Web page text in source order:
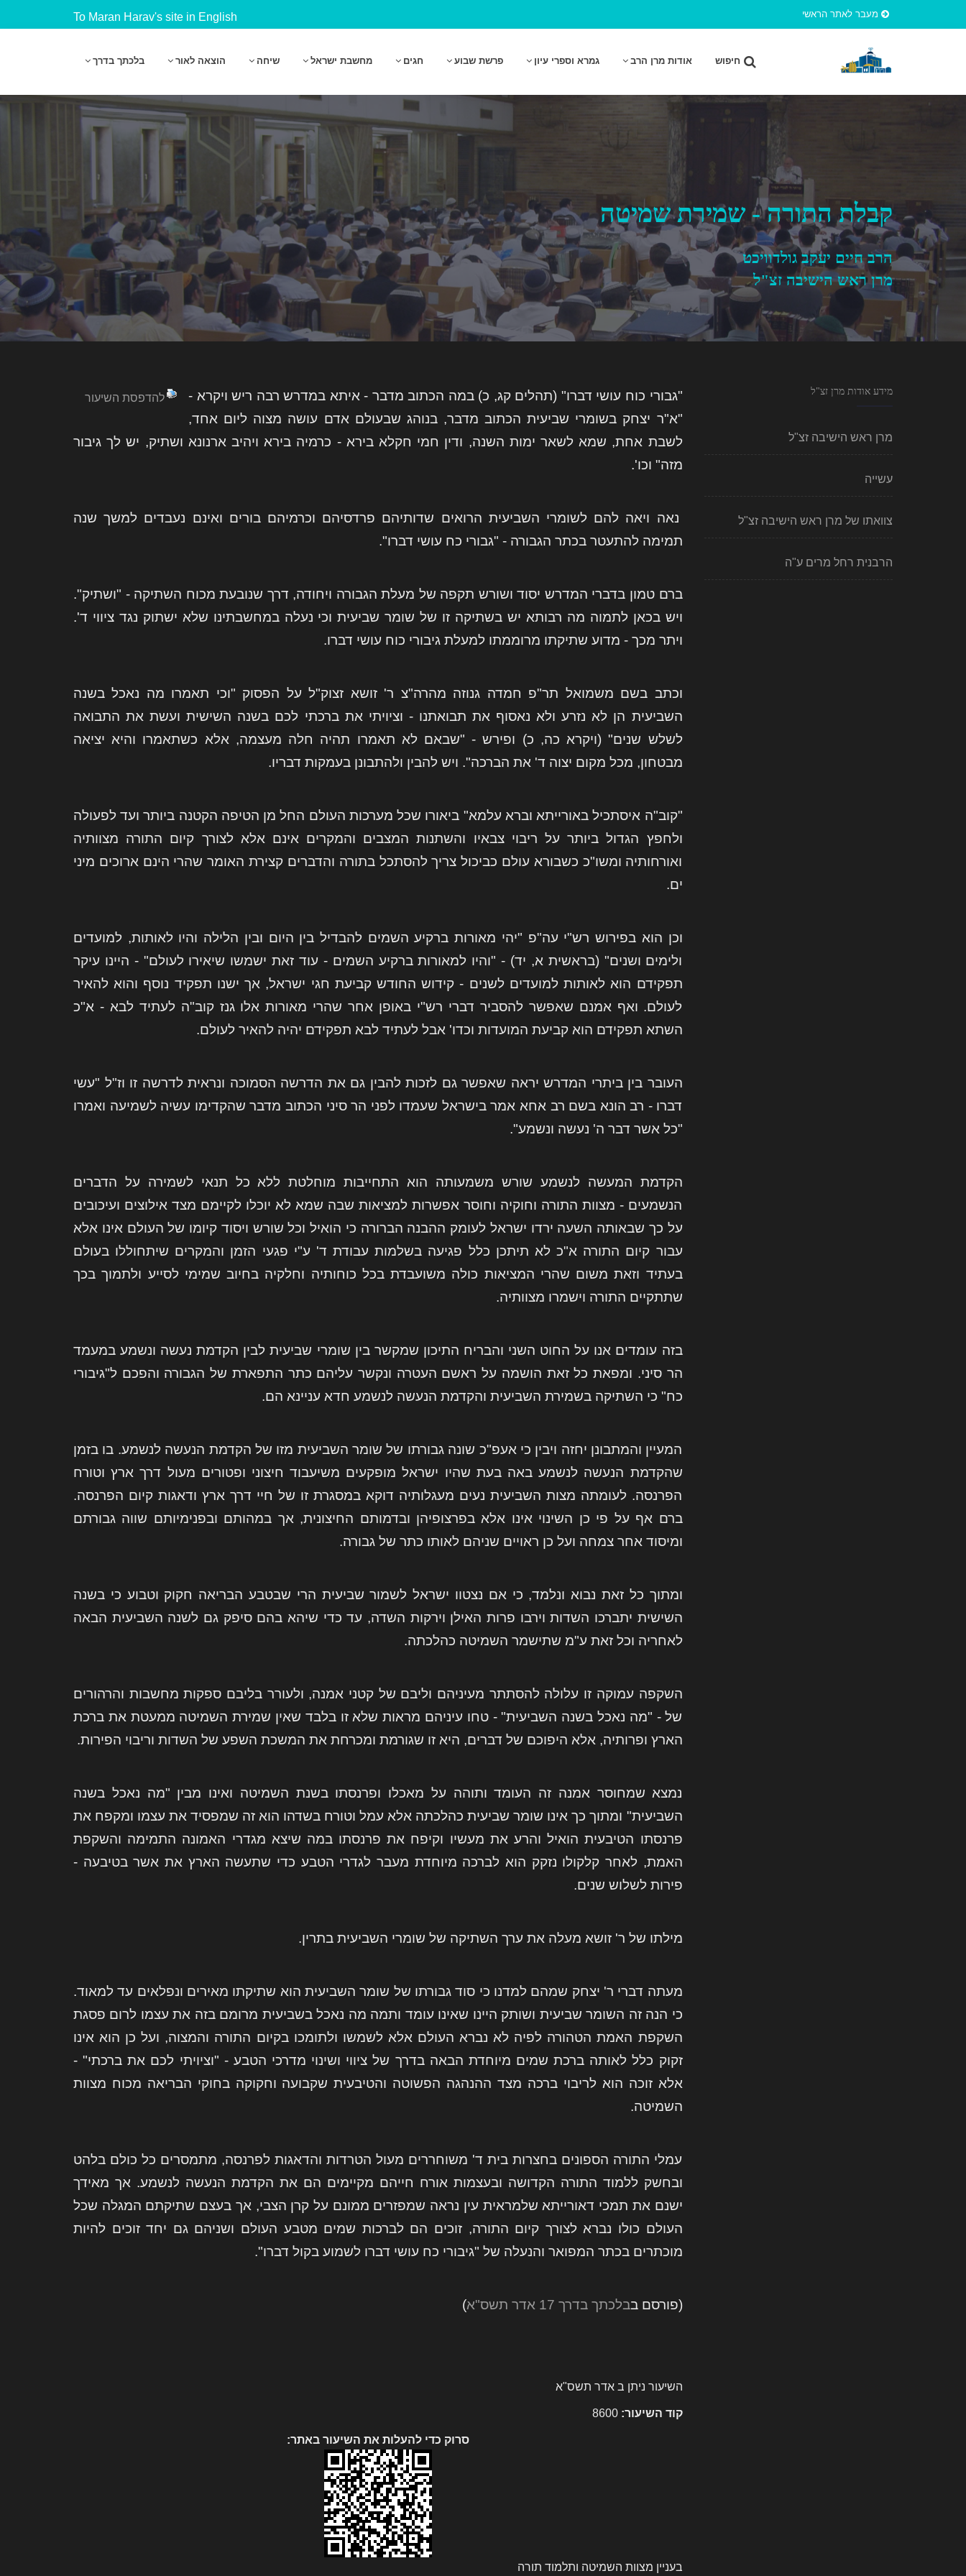
מעבר לאתר הראשי To Maran Harav's site in English
חיפוש אודות מרן הרב גמרא וספרי עיון פרשת שבוע חגים מחשבת ישראל שיחה הוצאה לאור בלכתך בדרך
קבלת התורה - שמירת שמיטה
הרב חיים יעקב גולדוויכט
מרן ראש הישיבה זצ"ל
להדפסת השיעור
"גבורי כוח עושי דברו" (תהלים קג, כ) במה הכתוב מדבר - איתא במדרש רבה ריש ויקרא -
"א"ר יצחק בשומרי שביעית הכתוב מדבר, בנוהג שבעולם אדם עושה מצוה ליום אחד,
לשבת אחת, שמא לשאר ימות השנה, ודין חמי חקלא בירא - כרמיה בירא ויהיב ארנונא ושתיק, יש לך גיבור
מזה" וכו'.
נאה ויאה להם לשומרי השביעית הרואים שדותיהם פרדסיהם וכרמיהם בורים ואינם נעבדים למשך שנה
תמימה להתעטר בכתר הגבורה - "גבורי כח עושי דברו".
ברם טמון בדברי המדרש יסוד ושורש תקפה של מעלת הגבורה ויחודה, דרך שנובעת מכוח השתיקה - "ושתיק".
ויש בכאן לתמוה מה רבותא יש בשתיקה זו של שומר שביעית וכי נעלה במחשבתינו שלא ישתוק נגד ציווי ד'.
ויתר מכך - מדוע שתיקתו מרוממתו למעלת גיבורי כוח עושי דברו.
וכתב בשם משמואל תר"פ חמדה גנוזה מהרה"צ ר' זושא זצוק"ל על הפסוק "וכי תאמרו מה נאכל בשנה
השביעית הן לא נזרע ולא נאסוף את תבואתנו - וציויתי את ברכתי לכם בשנה השישית ועשת את התבואה
לשלש שנים" (ויקרא כה, כ) ופירש - "שבאם לא תאמרו תהיה חלה מעצמה, אלא כשתאמרו והיא יציאה
מבטחון, מכל מקום יצוה ד' את הברכה". ויש להבין ולהתבונן בעמקות דבריו.
"קוב"ה איסתכיל באורייתא וברא עלמא" ביאורו שכל מערכות העולם החל מן הטיפה הקטנה ביותר ועד לפעולה
ולחפץ הגדול ביותר על ריבוי צבאיו והשתנות המצבים והמקרים אינם אלא לצורך קיום התורה מצוותיה
ואורחותיה ומשו"כ כשבורא עולם כביכול צריך להסתכל בתורה והדברים קצירת האומר שהרי הינם ארוכים מיני
ים.
וכן הוא בפירוש רש"י עה"פ "יהי מאורות ברקיע השמים להבדיל בין היום ובין הלילה והיו לאותות, למועדים
ולימים ושנים" (בראשית א, יד) - "והיו למאורות ברקיע השמים - עוד זאת ישמשו שיאירו לעולם" - היינו עיקר
תפקידם הוא לאותות למועדים לשנים - קידוש החודש קביעת חגי ישראל, אך ישנו תפקיד נוסף והוא להאיר
לעולם. ואף אמנם שאפשר להסביר דברי רש"י באופן אחר שהרי מאורות אלו גנז קוב"ה לעתיד לבא - א"כ
השתא תפקידם הוא קביעת המועדות וכדו' אבל לעתיד לבא תפקידם יהיה להאיר לעולם.
העובר בין ביתרי המדרש יראה שאפשר גם לזכות להבין גם את הדרשה הסמוכה ונראית לדרשה זו וז"ל "עשי
דברו - רב הונא בשם רב אחא אמר בישראל שעמדו לפני הר סיני הכתוב מדבר שהקדימו עשיה לשמיעה ואמרו
"כל אשר דבר ה' נעשה ונשמע".
הקדמת המעשה לנשמע שורש משמעותה הוא התחייבות מוחלטת ללא כל תנאי לשמירה על הדברים
הנשמעים - מצוות התורה וחוקיה וחוסר אפשרות למציאות שבה שמא לא יוכלו לקיימם מצד אילוצים ועיכובים
על כך שבאותה השעה ירדו ישראל לעומק ההבנה הברורה כי הואיל וכל שורש ויסוד קיומו של העולם אינו אלא
עבור קיום התורה א"כ לא תיתכן כלל פגיעה בשלמות עבודת ד' ע"י פגעי הזמן והמקרים שיתחוללו בעולם
בעתיד וזאת משום שהרי המציאות כולה משועבדת בכל כוחותיה וחלקיה בחיוב שמימי לסייע ולתמוך בכך
שתתקיים התורה וישמרו מצוותיה.
בזה עומדים אנו על החוט השני והבריח התיכון שמקשר בין שומרי שביעית לבין הקדמת נעשה ונשמע במעמד
הר סיני. ומפאת כל זאת הושמה על ראשם העטרה ונקשר עליהם כתר התפארת של הגבורה והפכם ל"גיבורי
כח" כי השתיקה בשמירת השביעית והקדמת הנעשה לנשמע חדא עניינא הם.
המעיין והמתבונן יחזה ויבין כי אעפ"כ שונה גבורתו של שומר השביעית מזו של הקדמת הנעשה לנשמע. בו בזמן
שהקדמת הנעשה לנשמע באה בעת שהיו ישראל מופקעים משיעבוד חיצוני ופטורים מעול דרך ארץ וטורח
הפרנסה. לעומתה מצות השביעית נעים מעגלותיה דוקא במסגרת זו של חיי דרך ארץ ודאגות קיום הפרנסה.
ברם אף על פי כן השינוי אינו אלא בפרצופיהן ובדמותם החיצונית, אך במהותם ובפנימיותם שווה גבורתם
ומיסוד אחר צמחה ועל כן ראויים שניהם לאותו כתר של גבורה.
ומתוך כל זאת נבוא ונלמד, כי אם נצטוו ישראל לשמור שביעית הרי שבטבע הבריאה חקוק וטבוע כי בשנה
השישית יתברכו השדות וירבו פרות האילן וירקות השדה, עד כדי שיהא בהם סיפק גם לשנה השביעית הבאה
לאחריה וכל זאת ע"מ שתישמר השמיטה כהלכתה.
השקפה עמוקה זו עלולה להסתתר מעיניהם וליבם של קטני אמנה, ולעורר בליבם ספקות מחשבות והרהורים
של - "מה נאכל בשנה השביעית" - טחו עיניהם מראות שלא זו בלבד שאין שמירת השמיטה ממעטת את ברכת
הארץ ופרותיה, אלא היפוכם של דברים, היא זו שגורמת ומכרחת את המשכת השפע של השדות וריבוי הפירות.
נמצא שמחוסר אמנה זה העומד ותוהה על מאכלו ופרנסתו בשנת השמיטה ואינו מבין "מה נאכל בשנה
השביעית" ומתוך כך אינו שומר שביעית כהלכתה אלא עמל וטורח בשדהו הוא זה שמפסיד את עצמו ומקפח את
פרנסתו הטיבעית הואיל והרע את מעשיו וקיפח את פרנסתו במה שיצא מגדרי האמונה התמימה והשקפת
האמת, לאחר קלקולו נזקק הוא לברכה מיוחדת מעבר לגדרי הטבע כדי שתעשה הארץ את אשר בטיבעה -
פירות לשלוש שנים.
מילתו של ר' זושא מעלה את ערך השתיקה של שומרי השביעית בתרין.
מעתה דברי ר' יצחק שמהם למדנו כי סוד גבורתו של שומר השביעית הוא שתיקתו מאירים ונפלאים עד למאוד.
כי הנה זה השומר שביעית ושותק היינו שאינו עומד ותמה מה נאכל בשביעית מרומם בזה את עצמו לרום פסגת
השקפת האמת הטהורה לפיה לא נברא העולם אלא לשמשו ולתומכו בקיום התורה והמצוה, ועל כן הוא אינו
זקוק כלל לאותה ברכת שמים מיוחדת הבאה בדרך של ציווי ושינוי מדרכי הטבע - "וציויתי לכם את ברכתי" -
אלא זוכה הוא לריבוי ברכה מצד ההנהגה הפשוטה והטיבעית שקבועה וחקוקה בחוקי הבריאה מכוח מצוות
השמיטה.
עמלי התורה הספונים בחצרות בית ד' משוחררים מעול הטרדות והדאגות לפרנסה, מתמסרים כל כולם בלהט
ובחשק ללמוד התורה הקדושה ובעצמות אורח חייהם מקיימים הם את הקדמת הנעשה לנשמע. אך מאידך
ישנם את תמכי דאורייתא שלמראית עין נראה שמפזרים ממונם על קרן הצבי, אך בעצם שתיקתם המגלה שכל
העולם כולו נברא לצורך קיום התורה, זוכים הם לברכות שמים מטבע העולם ושניהם גם יחד זוכים להיות
מוכתרים בכתר המפואר והנעלה של "גיבורי כח עושי דברו לשמוע בקול דברו".
(פורסם בבלכתך בדרך 17 אדר תשס"א )
השיעור ניתן ב אדר תשס"א
קוד השיעור: 8600
סרוק כדי להעלות את השיעור באתר:
בעניין מצוות השמיטה ותלמוד תורה
מידע אודות מרן זצ"ל
מרן ראש הישיבה זצ"ל
עשייה
צוואתו של מרן ראש הישיבה זצ"ל
הרבנית רחל מרים ע"ה